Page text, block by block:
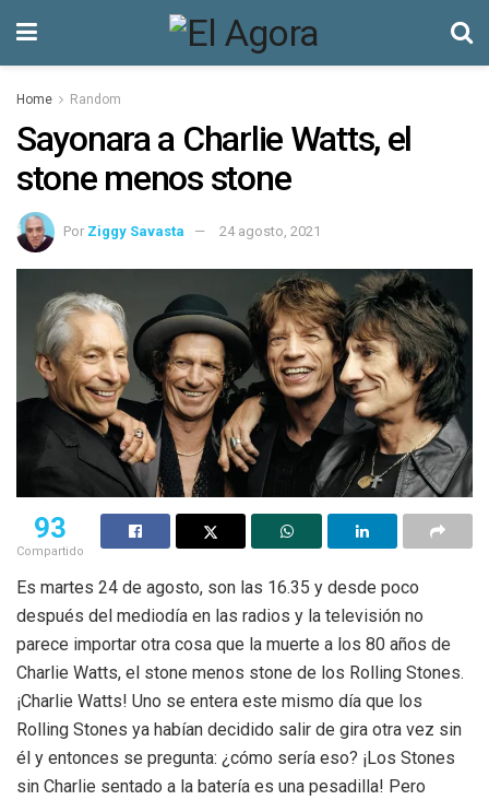
Home Random
Sayonara a Charlie Watts, el
stone menos stone
Por Ziggy Savasta 24 agosto, 2021
93
Compartido
Es martes 24 de agosto, son las 16.35 y desde poco
después del mediodía en las radios y la televisión no
parece importar otra cosa que la muerte a los 80 años de
Charlie Watts, el stone menos stone de los Rolling Stones.
¡Charlie Watts! Uno se entera este mismo día que los
Rolling Stones ya habían decidido salir de gira otra vez sin
él y entonces se pregunta: ¿cómo sería eso? ¡Los Stones
sin Charlie sentado a la batería es una pesadilla! Pero